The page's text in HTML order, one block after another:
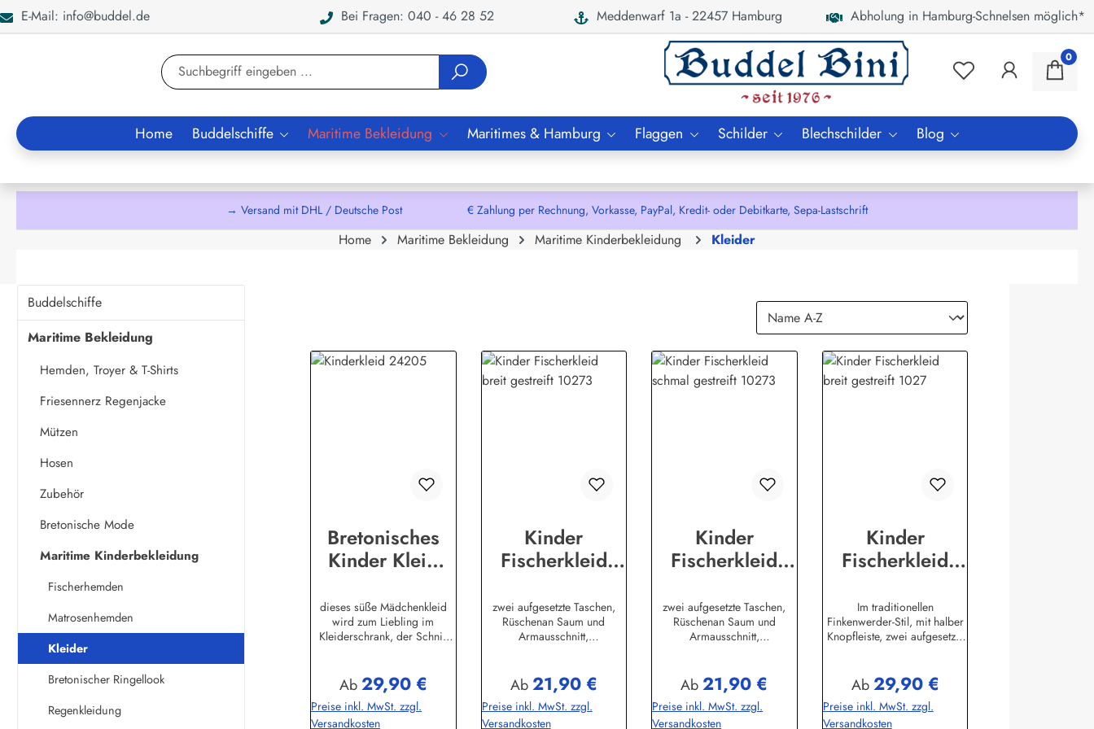
Zur Suche springen
E-Mail: info@buddel.de Bei Fragen: 040 - 46 28 52 Meddenwarf 1a - 22457 Hamburg Abholung in Hamburg-Schnelsen möglich*
0
Home Buddelschiffe Maritime Bekleidung Maritimes & Hamburg Flaggen Schilder Blechschilder Blog
→ Versand mit DHL / Deutsche Post € Zahlung per Rechnung, Vorkasse, PayPal, Kredit- oder Debitkarte, Sepa-Lastschrift
Home Maritime Bekleidung Maritime Kinderbekleidung Kleider
Buddelschiffe
Maritime Bekleidung
Hemden, Troyer & T-Shirts
Friesennerz Regenjacke
Mützen
Hosen
Zubehör
Bretonische Mode
Maritime Kinderbekleidung
Fischerhemden
Matrosenhemden
Kleider
Bretonischer Ringellook
Regenkleidung
Bretonisches
Kinder Kleid
Kinderkleid
verschiedene
Farben &
Größen
dieses süße Mädchenkleid
wird zum Liebling im
Kleiderschrank, der Schnitt
Baumwolle, angenehmauf der
Haut zu tragen. (ca. 225
g/m²)Herstellerinformationen:
AS Bekleidungswerk
Regulärer Preis:
Ab29,90 €
Preise inkl. MwSt. zzgl.
Versandkosten
Kinder
Fischerkleid
gestreift
verschiedene
Größen
zwei aufgesetzte Taschen,
Rüschenan Saum und
Armausschnitt,
190
g/m²)Herstellerinformationen:
AS Bekleidungswerk
GmbHHeglitzer Str. 1226409
Regulärer Preis:
Ab21,90 €
Preise inkl. MwSt. zzgl.
Versandkosten
Kinder
Fischerkleid
gestreift
verschiedene
Größen
zwei aufgesetzte Taschen,
Rüschenan Saum und
Armausschnitt,
190
g/m²)Herstellerinformationen:
AS Bekleidungswerk
GmbHHeglitzer Str. 1226409
Regulärer Preis:
Ab21,90 €
Preise inkl. MwSt. zzgl.
Versandkosten
Kinder
Fischerkleid
Finkenwerder
Stil
Kinderkleidung
Kinderkleid
Im traditionellen
Finkenwerder-Stil, mit halber
Knopfleiste, zwei aufgesetzte
Baumwolle, durchgewebt.
(ca. 190
g/m²)Herstellerinformationen:
AS Bekleidungswerk
Regulärer Preis:
Ab29,90 €
Preise inkl. MwSt. zzgl.
Versandkosten